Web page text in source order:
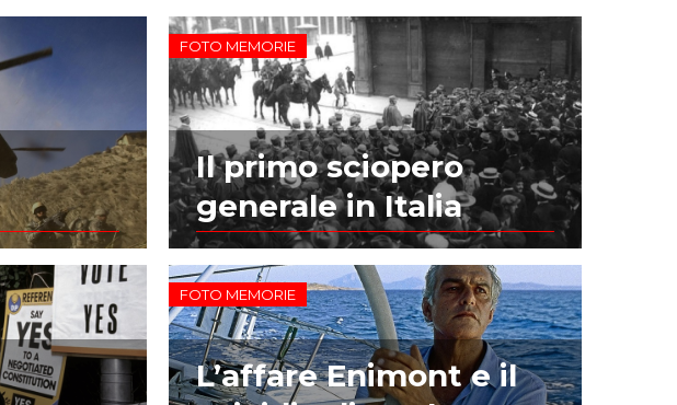
FOTO MEMORIE
Il primo sciopero
generale in Italia
FOTO MEMORIE
L’affare Enimont e il